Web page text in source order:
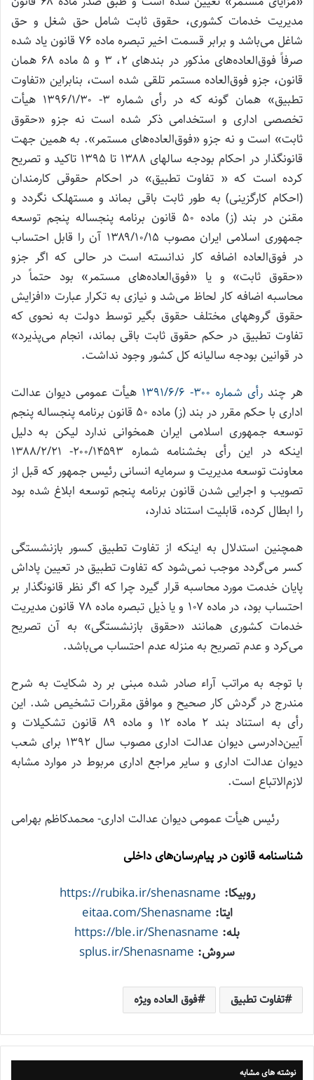
مدیریت خدمات کشوری، حقوق ثابت شامل حق شغل و حق
شاغل می‌باشد و برابر قسمت اخیر تبصره ماده ۷۶ قانون یاد شده
صرفاً فوق‌العاده‌های مذکور در بندهای ۲، ۳ و ۵ ماده ۶۸ همان
قانون، جزو فوق‌العاده مستمر تلقی شده است، بنابراین «تفاوت
تطبیق» همان گونه که در رأی شماره ۳- ۱۳۹۶/۱/۳۰ هیأت
تخصصی اداری و استخدامی ذکر شده است نه جزو «حقوق
ثابت» است و نه جزو «فوق‌العاده‌های مستمر». به همین جهت
قانونگذار در احکام بودجه سالهای ۱۳۸۸ تا ۱۳۹۵ تاکید و تصریح
کرده است که « تفاوت تطبیق» در احکام حقوقی کارمندان
(احکام کارگزینی) به طور ثابت باقی بماند و مستهلک نگردد و
مقنن در بند (ز) ماده ۵۰ قانون برنامه پنجساله پنجم توسعه
جمهوری اسلامی ایران مصوب ۱۳۸۹/۱۰/۱۵ آن را قابل احتساب
در فوق‌العاده اضافه کار ندانسته است در حالی که اگر جزو
«حقوق ثابت» و یا «فوق‌العاده‌های مستمر» بود حتماً در
محاسبه اضافه کار لحاظ می‌شد و نیازی به تکرار عبارت «افزایش
حقوق گروههای مختلف حقوق بگیر توسط دولت به نحوی که
تفاوت تطبیق در حکم حقوق ثابت باقی بماند، انجام می‌پذیرد»
در قوانین بودجه سالیانه کل کشور وجود نداشت.
هر چند رأی شماره ۳۰۰- ۱۳۹۱/۶/۶
هیأت عمومی دیوان عدالت
اداری با حکم مقرر در بند (ز) ماده ۵۰ قانون برنامه پنجساله پنجم
توسعه جمهوری اسلامی ایران همخوانی ندارد لیکن به دلیل
اینکه در این رأی بخشنامه شماره ۲۰۰/۱۴۵۹۳- ۱۳۸۸/۲/۲۱
معاونت توسعه مدیریت و سرمایه انسانی رئیس جمهور که قبل از
تصویب و اجرایی شدن قانون برنامه پنجم توسعه ابلاغ شده بود
را ابطال کرده، قابلیت استناد ندارد،
همچنین استدلال به اینکه از تفاوت تطبیق کسور بازنشستگی
کسر می‌گردد موجب نمی‌شود که تفاوت تطبیق در تعیین پاداش
پایان خدمت مورد محاسبه قرار گیرد چرا که اگر نظر قانونگذار بر
احتساب بود، در ماده ۱۰۷ و یا ذیل تبصره ماده ۷۸ قانون مدیریت
خدمات کشوری همانند «حقوق بازنشستگی» به آن تصریح
می‌کرد و عدم تصریح به منزله عدم احتساب می‌باشد.
با توجه به مراتب آراء صادر شده مبنی بر رد شکایت به شرح
مندرج در گردش کار صحیح و موافق مقررات تشخیص شد. این
رأی به استناد بند ۲ ماده ۱۲ و ماده ۸۹ قانون تشکیلات و
آیین‌دادرسی دیوان عدالت اداری مصوب سال ۱۳۹۲ برای شعب
دیوان عدالت اداری و سایر مراجع اداری مربوط در موارد مشابه
لازم‌الاتباع است.
رئیس هیأت عمومی دیوان عدالت اداری- محمدکاظم بهرامی
شناسنامه قانون در پیام‌رسان‌های داخلی
روبیکا: https://rubika.ir/shenasname
ایتا: eitaa.com/Shenasname
بله: https://ble.ir/Shenasname
سروش: splus.ir/Shenasname
تفاوت تطبیق فوق العاده ویژه
نوشته های مشابه